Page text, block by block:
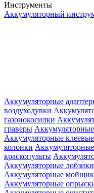
Инструменты
Аккумуляторный
Аккумуляторные
воздуходувки
газонокосилки
граверы
Аккумуляторные
колонки
краскопульты
Аккумуляторные лобзики
Аккумуляторные
Аккумуляторные